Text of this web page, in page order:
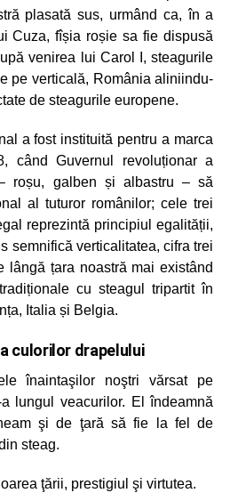
plasată sus, urmând ca, în a
Cuza, fîșia roșie sa fie dispusă
venirea lui Carol I, steagurile
pe verticală, România aliniindu-
de steagurile europene.
a fost instituită pentru a marca
când Guvernul revoluționar a
roșu, galben și albastru – să
al tuturor românilor; cele trei
reprezintă principiul egalității,
semnifică verticalitatea, cifra trei
lângă țara noastră mai existând
cu steagul tripartit în
Italia și Belgia.
culorilor drapelului
înaintaşilor noştri vărsat pe
lungul veacurilor. El îndeamnă
şi de ţară să fie la fel de
steag.
ţării, prestigiul şi virtutea.